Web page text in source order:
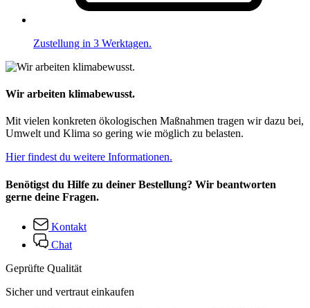
Zustellung in 3 Werktagen.
Wir arbeiten klimabewusst.
Mit vielen konkreten ökologischen Maßnahmen tragen wir dazu bei,
Umwelt und Klima so gering wie möglich zu belasten.
Hier findest du weitere Informationen.
Benötigst du Hilfe zu deiner Bestellung? Wir beantworten
gerne deine Fragen.
Kontakt
Chat
Geprüfte Qualität
Sicher und vertraut einkaufen